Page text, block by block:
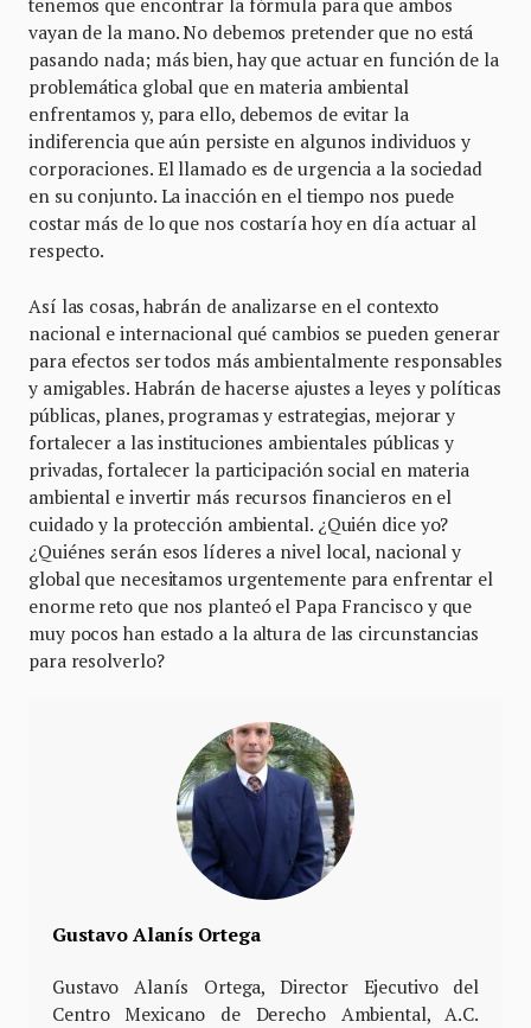
tenemos que encontrar la fórmula para que ambos
vayan de la mano. No debemos pretender que no está
pasando nada; más bien, hay que actuar en función de la
problemática global que en materia ambiental
enfrentamos y, para ello, debemos de evitar la
indiferencia que aún persiste en algunos individuos y
corporaciones. El llamado es de urgencia a la sociedad
en su conjunto. La inacción en el tiempo nos puede
costar más de lo que nos costaría hoy en día actuar al
respecto.
Así las cosas, habrán de analizarse en el contexto
nacional e internacional qué cambios se pueden generar
para efectos ser todos más ambientalmente responsables
y amigables. Habrán de hacerse ajustes a leyes y políticas
públicas, planes, programas y estrategias, mejorar y
fortalecer a las instituciones ambientales públicas y
privadas, fortalecer la participación social en materia
ambiental e invertir más recursos financieros en el
cuidado y la protección ambiental. ¿Quién dice yo?
¿Quiénes serán esos líderes a nivel local, nacional y
global que necesitamos urgentemente para enfrentar el
enorme reto que nos planteó el Papa Francisco y que
muy pocos han estado a la altura de las circunstancias
para resolverlo?
Gustavo Alanís Ortega
Gustavo Alanís Ortega, Director Ejecutivo del
Centro Mexicano de Derecho Ambiental, A.C.